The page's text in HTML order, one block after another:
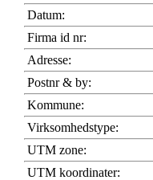
Datum:
Firma id nr:
Adresse:
Postnr & by:
Kommune:
Virksomhedstype:
UTM zone:
UTM koordinater: